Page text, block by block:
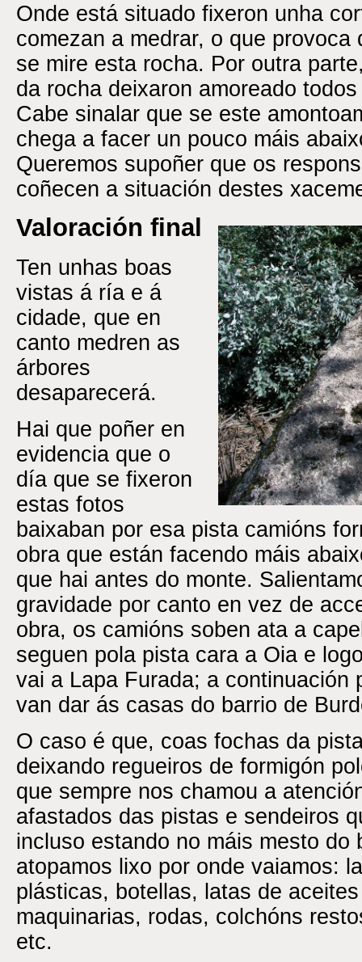
Onde está situado fixeron unha
comezan a medrar, o que provoca
se mire esta rocha. Por outra
da rocha deixaron amoreado
Cabe sinalar que se este
chega a facer un pouco máis
Queremos supoñer que os
coñecen a situación destes
Valoración final
Ten unhas boas
vistas á ría e á
cidade, que en
canto medren as
árbores
desaparecerá.
Hai que poñer en
evidencia que o
día que se fixeron
estas fotos
baixaban por esa pista camións
obra que están facendo máis
que hai antes do monte.
gravidade por canto en vez de
obra, os camións soben ata a
seguen pola pista cara a Oia e
vai a Lapa Furada; a continuación
van dar ás casas do barrio de
O caso é que, coas fochas da
deixando regueiros de formigón
que sempre nos chamou a
afastados das pistas e sendeiros
incluso estando no máis mesto do
atopamos lixo por onde vaiamos:
plásticas, botellas, latas de
maquinarias, rodas, colchóns
etc.